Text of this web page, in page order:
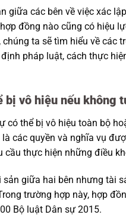
giữa các bên về việc xác
đồng nào cũng có hiệu
ta sẽ tìm hiểu về các
pháp luật, cách thực
bị vô hiệu nếu không
có thể bị vô hiệu toàn bộ
các quyền và nghĩa vụ
cầu thực hiện những điều
giữa hai bên nhưng tài
trường hợp này, hợp
Bộ luật Dân sự 2015.